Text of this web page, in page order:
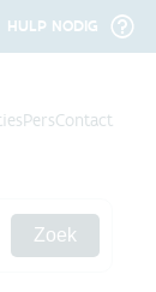
HULP NODIG
PersContact
Zoek